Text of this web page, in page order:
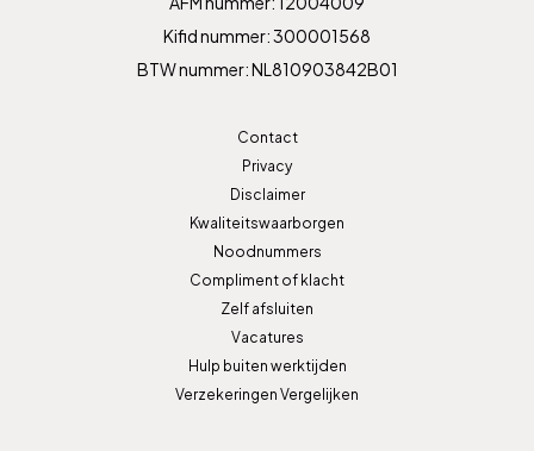
Kifid nummer: 300001568
BTW nummer: NL810903842B01
Contact
Privacy
Disclaimer
Kwaliteitswaarborgen
Noodnummers
Compliment of klacht
Zelf afsluiten
Vacatures
Hulp buiten werktijden
Verzekeringen Vergelijken